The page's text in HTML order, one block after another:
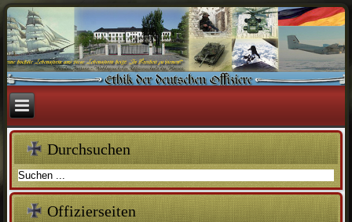
Durchsuchen
Offizierseiten